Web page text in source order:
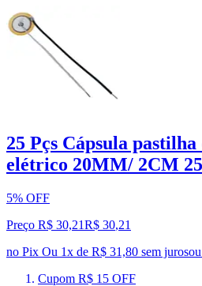
25 Pçs Cápsula pastilha
elétrico 20MM/ 2CM
5% OFF
Preço R$ 30,21R$ 30,21
no Pix Ou 1x de R$ 31,80 sem jurosou
Cupom R$ 15 OFF